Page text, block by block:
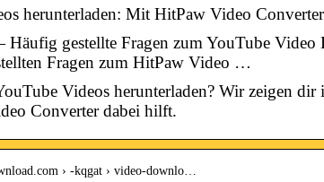
herunterladen: Mit HitPaw Video
gestellte Fragen zum YouTube
Fragen zum HitPaw Video …
Videos herunterladen? Wir zeigen
Converter dabei hilft.
› -kqgat › video-downlo…